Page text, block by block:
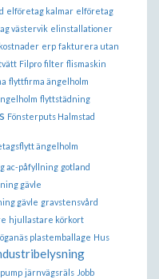
elföretag kalmar elföretag
västervik elinstallationer
erp fakturera utan
Filpro filter flismaskin
flyttfirma ängelholm
flyttstädning
Fönsterputs Halmstad
ängelholm
ac-påfyllning gotland
gävle
gävle gravstensvård
hjullastare körkort
plastemballage Hus
järnvägsräls Jobb